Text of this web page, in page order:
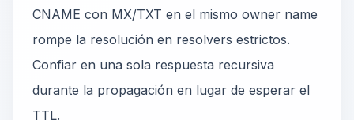
CNAME con MX/TXT en el mismo owner name
rompe la resolución en resolvers estrictos.
Confiar en una sola respuesta recursiva
durante la propagación en lugar de esperar el
TTL.